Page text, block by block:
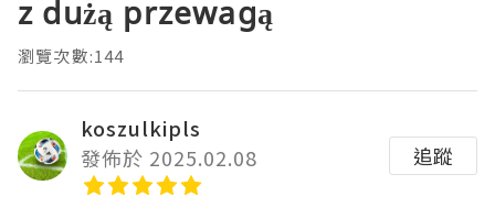
z dużą przewagą
瀏覽次數:144
koszulkipls
發佈於 2025.02.08
追蹤